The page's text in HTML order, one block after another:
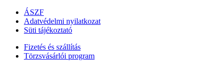
ÁSZF
Adatvédelmi nyilatkozat
Süti tájékoztató
Fizetés és szállítás
Törzsvásárlói program